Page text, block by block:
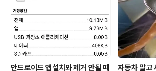
안드로이드 앱설치와 제거 안될 때
자동차 말고